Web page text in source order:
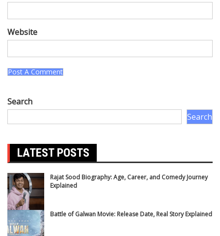
Website
Search
Search
LATEST POSTS
Rajat Sood Biography: Age, Career, and Comedy Journey
Explained
Battle of Galwan Movie: Release Date, Real Story Explained